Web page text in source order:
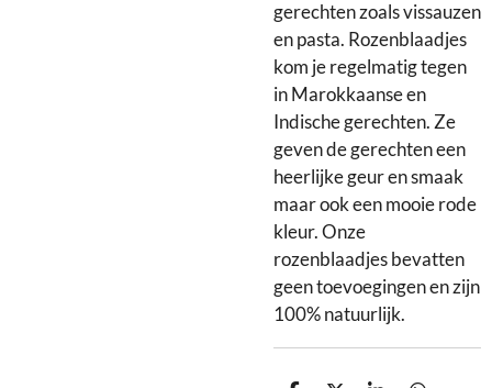
gerechten zoals vissauzen
en pasta. Rozenblaadjes
kom je regelmatig tegen
in Marokkaanse en
Indische gerechten. Ze
geven de gerechten een
heerlijke geur en smaak
maar ook een mooie rode
kleur. Onze
rozenblaadjes bevatten
geen toevoegingen en zijn
100% natuurlijk.